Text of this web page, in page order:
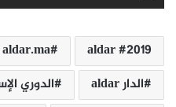
2019 aldar
aldar.ma
الدار aldar
الدوري